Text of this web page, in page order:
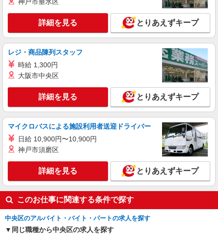
詳細を見る とりあえずキープ
レジ・商品陳列スタッフ
時給 1,300円
大阪市中央区
詳細を見る とりあえずキープ
マイクロバスによる施設利用者送迎ドライバー
日給 10,900円〜10,900円
神戸市須磨区
詳細を見る とりあえずキープ
このお仕事に関連する条件で探す
中央区のアルバイト・バイト・パートの求人を探す
同じ職種から中央区の求人を探す